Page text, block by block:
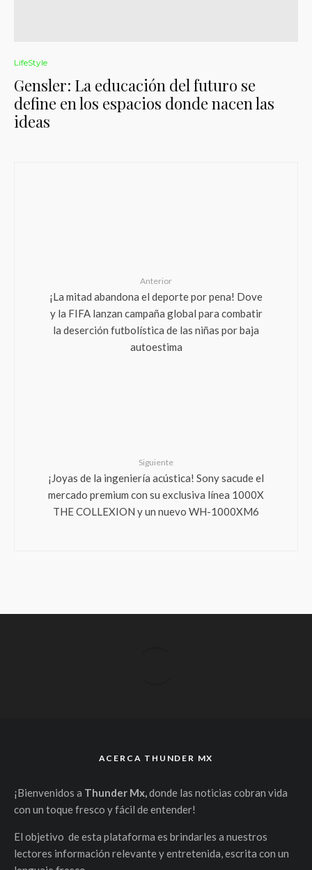
LifeStyle
Gensler: La educación del futuro se
define en los espacios donde nacen las
ideas
Anterior
¡La mitad abandona el deporte por pena! Dove
y la FIFA lanzan campaña global para combatir
la deserción futbolística de las niñas por baja
autoestima
Siguiente
¡Joyas de la ingeniería acústica! Sony sacude el
mercado premium con su exclusiva línea 1000X
THE COLLEXION y un nuevo WH-1000XM6
ACERCA THUNDER MX
¡Bienvenidos a Thunder Mx,donde las noticias cobran vida
con un toque fresco y fácil de entender!
El objetivo de esta plataforma es brindarles a nuestros
lectores información relevante y entretenida, escrita con un